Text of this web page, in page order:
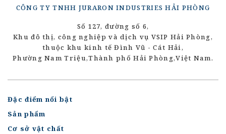
CÔNG TY TNHH JURARON INDUSTRIES HẢI PHÒNG
Số 127, đường số 6,
Khu đô thị, công nghiệp và dịch vụ VSIP Hải Phòng,
thuộc khu kinh tế Đình Vũ - Cát Hải,
Phường Nam Triệu,Thành phố Hải Phòng,Việt Nam.
Đặc điểm nổi bật
Sản phẩm
Cơ sở vật chất